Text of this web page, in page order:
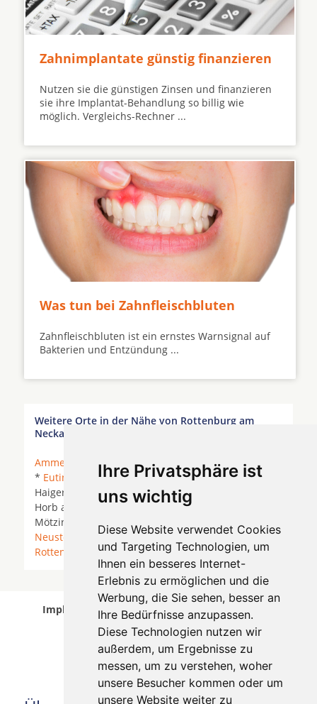
Ihre Privatsphäre ist
uns wichtig
Diese Website verwendet Cookies
und Targeting Technologien, um
Ihnen ein besseres Internet-
Erlebnis zu ermöglichen und die
Werbung, die Sie sehen, besser an
Ihre Bedürfnisse anzupassen.
Diese Technologien nutzen wir
außerdem, um Ergebnisse zu
messen, um zu verstehen, woher
unsere Besucher kommen oder um
unsere Website weiter zu
Zahnimplantate günstig finanzieren
Nutzen sie die günstigen Zinsen und finanzieren
sie ihre Implantat-Behandlung so billig wie
möglich. Vergleichs-Rechner ...
Was tun bei Zahnfleischbluten
Zahnfleischbluten ist ein ernstes Warnsignal auf
Bakterien und Entzündung ...
Weitere Orte in der Nähe von Rottenburg am
Neckar
Ammerbuch *Bodelshausen * Bondorf
Dußlingen
* Eutingen im Gäu* Gomaringen *Gäufelden*
Haigerloch *
Hechingen* Herrenberg *
Horb am Neckar * Kusterdingen *
Mötzingen * Nagold * Nehren (Württemberg) *
Neustetten
*Ofterdingen*Rangendingen *
Rottenburg am Neckar*Starzach*Tübingen *
Implantologen in Rottenburg am Neckar wurde
am 07 August 2026 aktualisiert.